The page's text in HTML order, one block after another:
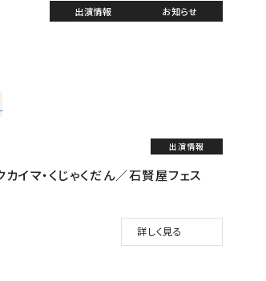
出演情報 お知らせ
出演情報
カイマ・くじゃくだん／石賢屋フェス
詳しく見る